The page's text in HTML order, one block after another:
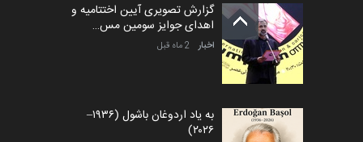
گزارش تصویری آیین اختتامیه و
اهدای جوایز سومین مس…
اخبار 2 ماه قبل
به یاد اردوغان باشول (۱۹۳۶–
۲۰۲۶)